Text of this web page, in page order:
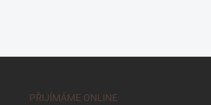
PŘIJÍMÁME ONLINE